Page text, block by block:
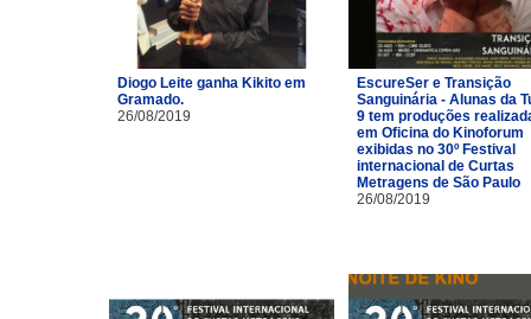
Diogo Leite ganha Kikito em
Gramado.
26/08/2019
EscureSer e Transição
Sanguinária - Alunas da
9 tem produções
em Oficina do Kinoforum
exibidas no 30º Festival
internacional de Curtas
Metragens de São Paulo
26/08/2019